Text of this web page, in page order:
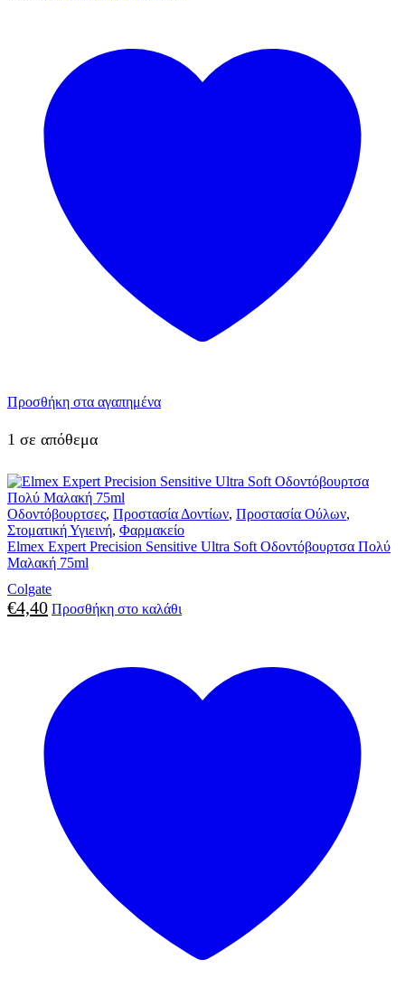
Προσθήκη στα αγαπημένα
1 σε απόθεμα
Οδοντόβουρτσες, Προστασία Δοντίων, Προστασία Ούλων,
Στοματική Υγιεινή, Φαρμακείο
Elmex Expert Precision Sensitive Ultra Soft Οδοντόβουρτσα Πολύ
Μαλακή 75ml
Colgate
€4,40 Προσθήκη στο καλάθι